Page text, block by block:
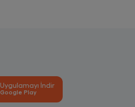
Uygulamayı İndir
Google Play